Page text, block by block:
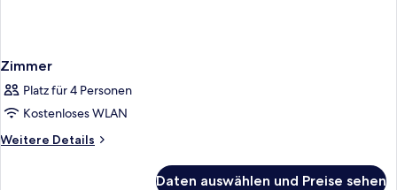
Zimmer
Platz für 4 Personen
Kostenloses WLAN
Weitere Details
Weitere
Daten auswählen und Preise sehen